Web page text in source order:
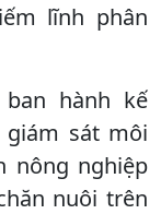
lĩnh phân
hành kế
giám sát môi
nông nghiệp
nuôi trên